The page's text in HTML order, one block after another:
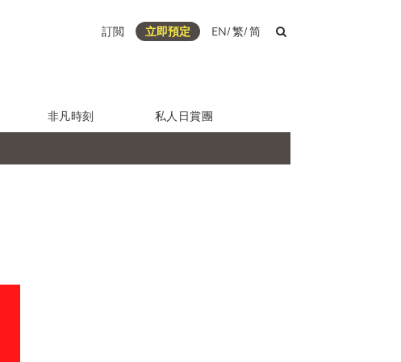
訂閲 立即預定 EN/繁/简
非凡時刻 私人日賞團